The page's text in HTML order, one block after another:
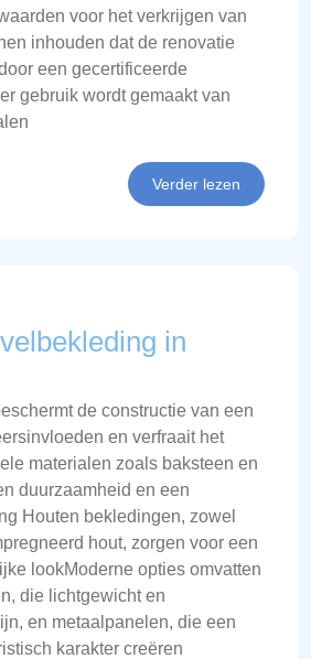
voor het verkrijgen van
inhouden dat de renovatie
een gecertificeerde
gebruik wordt gemaakt van
Verder lezen
in
de constructie van een
en verfraait het
materialen zoals baksteen en
duurzaamheid en een
Houten bekledingen, zowel
hout, zorgen voor een
lookModerne opties omvatten
die lichtgewicht en
en metaalpanelen, die een
karakter creëren